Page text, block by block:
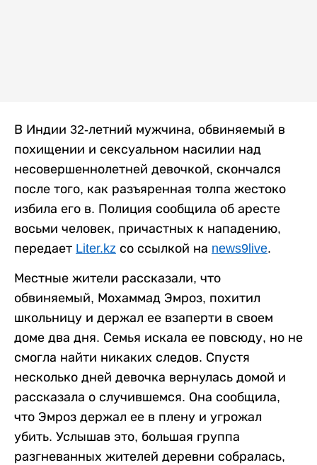
В Индии 32-летний мужчина, обвиняемый в
похищении и сексуальном насилии над
несовершеннолетней девочкой, скончался
после того, как разъяренная толпа жестоко
избила его в. Полиция сообщила об аресте
восьми человек, причастных к нападению,
передает Liter.kz со ссылкой на news9live.
Местные жители рассказали, что
обвиняемый, Мохаммад Эмроз, похитил
школьницу и держал ее взаперти в своем
доме два дня. Семья искала ее повсюду, но не
смогла найти никаких следов. Спустя
несколько дней девочка вернулась домой и
рассказала о случившемся. Она сообщила,
что Эмроз держал ее в плену и угрожал
убить. Услышав это, большая группа
разгневанных жителей деревни собралась,